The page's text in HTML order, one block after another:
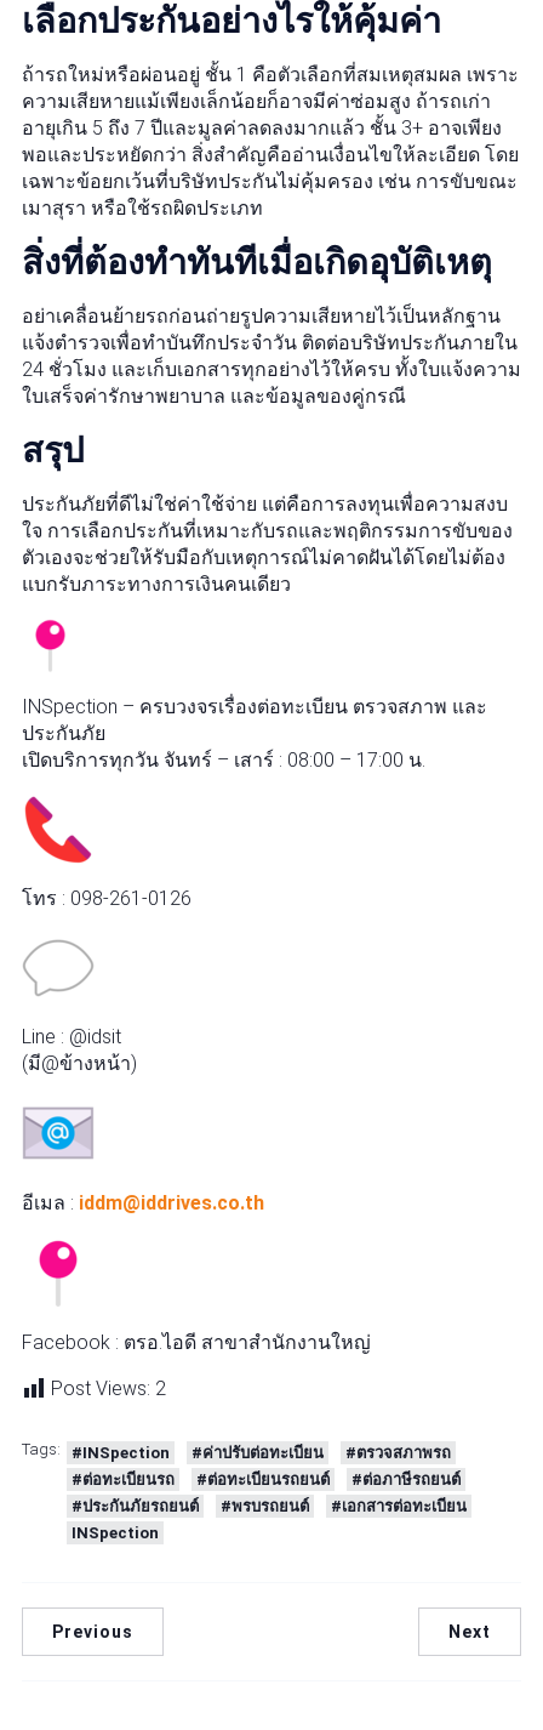
เลือกประกันอย่างไรให้คุ้มค่า
ถ้ารถใหม่หรือผ่อนอยู่ ชั้น 1 คือตัวเลือกที่สมเหตุสมผล เพราะ
ความเสียหายแม้เพียงเล็กน้อยก็อาจมีค่าซ่อมสูง ถ้ารถเก่า
อายุเกิน 5 ถึง 7 ปีและมูลค่าลดลงมากแล้ว ชั้น 3+ อาจเพียง
พอและประหยัดกว่า สิ่งสำคัญคืออ่านเงื่อนไขให้ละเอียด โดย
เฉพาะข้อยกเว้นที่บริษัทประกันไม่คุ้มครอง เช่น การขับขณะ
เมาสุรา หรือใช้รถผิดประเภท
สิ่งที่ต้องทำทันทีเมื่อเกิดอุบัติเหตุ
อย่าเคลื่อนย้ายรถก่อนถ่ายรูปความเสียหายไว้เป็นหลักฐาน
แจ้งตำรวจเพื่อทำบันทึกประจำวัน ติดต่อบริษัทประกันภายใน
24 ชั่วโมง และเก็บเอกสารทุกอย่างไว้ให้ครบ ทั้งใบแจ้งความ
ใบเสร็จค่ารักษาพยาบาล และข้อมูลของคู่กรณี
สรุป
ประกันภัยที่ดีไม่ใช่ค่าใช้จ่าย แต่คือการลงทุนเพื่อความสงบ
ใจ การเลือกประกันที่เหมาะกับรถและพฤติกรรมการขับของ
ตัวเองจะช่วยให้รับมือกับเหตุการณ์ไม่คาดฝันได้โดยไม่ต้อง
แบกรับภาระทางการเงินคนเดียว
INSpection – ครบวงจรเรื่องต่อทะเบียน ตรวจสภาพ และ
ประกันภัย
เปิดบริการทุกวัน จันทร์ – เสาร์ : 08:00 – 17:00 น.
โทร : 098-261-0126
Line : @idsit
(มี@ข้างหน้า)
อีเมล : iddm@iddrives.co.th
Facebook : ตรอ.ไอดี สาขาสำนักงานใหญ่
Post Views: 2
Tags: #INSpection #ค่าปรับต่อทะเบียน
#ตรวจสภาพรถ
#ต่อทะเบียนรถ
#ต่อทะเบียนรถยนต์
#ต่อภาษีรถยนต์
#ประกันภัยรถยนต์
#พรบรถยนต์
#เอกสารต่อทะเบียน
INSpection
Previous Next